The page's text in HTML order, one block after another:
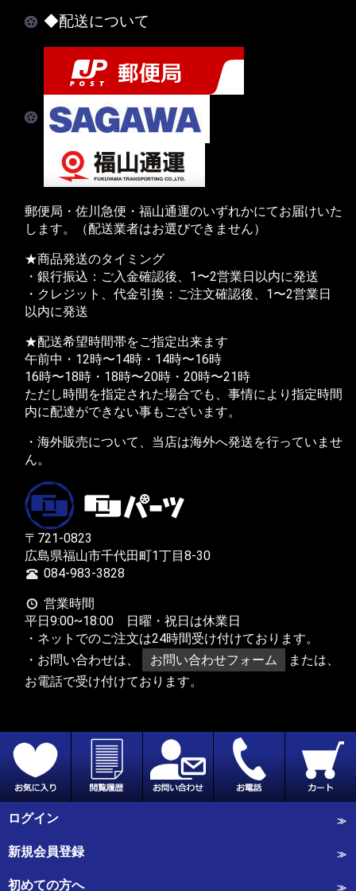
◆配送について
郵便局・佐川急便・福山通運のいずれかにてお届けいた
します。（配送業者はお選びできません）
★商品発送のタイミング
・銀行振込：ご入金確認後、1〜2営業日以内に発送
・クレジット、代金引換：ご注文確認後、1〜2営業日
以内に発送
★配送希望時間帯をご指定出来ます
午前中・12時〜14時・14時〜16時
16時〜18時・18時〜20時・20時〜21時
ただし時間を指定された場合でも、事情により指定時間
内に配達ができない事もございます。
・海外販売について、当店は海外へ発送を行っていませ
ん。
〒721-0823
広島県福山市千代田町1丁目8-30
084-983-3828
営業時間
平日9:00~18:00 日曜・祝日は休業日
・ネットでのご注文は24時間受け付けております。
・お問い合わせは、
お問い合わせフォーム
または、
お電話で受け付けております。
ログイン
新規会員登録
初めての方へ